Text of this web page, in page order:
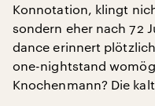
Konnotation, klingt
sondern eher nach 72
dance erinnert
one-nightstand
Knochenmann? Die